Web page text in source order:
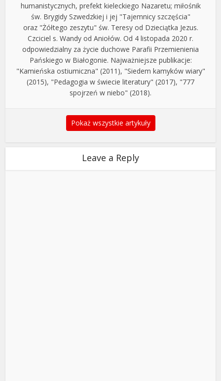
humanistycznych, prefekt kieleckiego Nazaretu; miłośnik
św. Brygidy Szwedzkiej i jej "Tajemnicy szczęścia"
oraz "Żółtego zeszytu" św. Teresy od Dzieciątka Jezus.
Czciciel s. Wandy od Aniołów. Od 4 listopada 2020 r.
odpowiedzialny za życie duchowe Parafii Przemienienia
Pańskiego w Białogonie. Najważniejsze publikacje:
"Kamieńska ostiumiczna" (2011), "Siedem kamyków wiary"
(2015), "Pedagogia w świecie literatury" (2017), "777
spojrzeń w niebo" (2018).
Pokaż wszystkie artykuły
Leave a Reply